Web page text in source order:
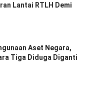
Lantai RTLH Demi
Aset Negara,
Tiga Diduga Diganti